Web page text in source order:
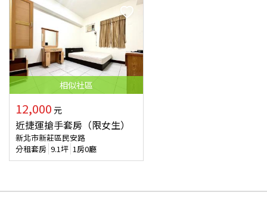
相似社區
12,000 元
近捷運搶手套房（限女生）
新北市新莊區民安路
分租套房 9.1坪 1房0廳